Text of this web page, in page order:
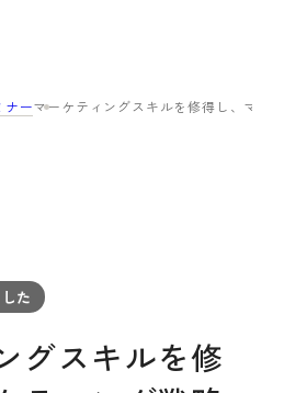
相談デスク
マッチング
ナーマーケティングスキルを修得し、マー
た
グスキルを修